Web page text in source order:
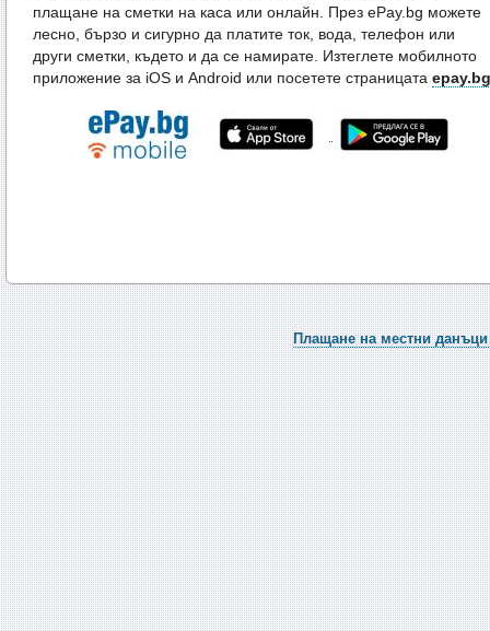
плащане на сметки на каса или онлайн. През ePay.bg можете
лесно, бързо и сигурно да платите ток, вода, телефон или
други сметки, където и да се намирате. Изтеглете мобилното
приложение за iOS и Android или посетете страницата
Плащане на местни данъци